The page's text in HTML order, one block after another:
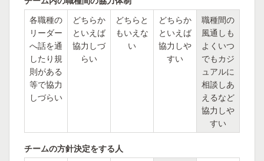
各職種の
リーダー
へ話を通
したり規
則がある
等で協力
しづらい
どちらか
といえば
協力しづ
らい
どちらと
もいえな
い
どちらか
といえば
協力しや
すい
職種間の
風通しも
よくいつ
でもカジ
ュアルに
相談しあ
えるなど
協力しや
すい
チームの方針決定をする人